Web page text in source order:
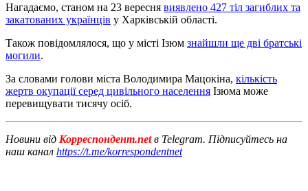
Нагадаємо, станом на 23 вересня виявлено 427 тіл загиблих та
закатованих українців у Харківській області.
Також повідомлялося, що у місті Ізюм знайшли ще дві братські
могили.
За словами голови міста Володимира Мацокіна, кількість
жертв окупації серед цивільного населення Ізюма може
перевищувати тисячу осіб.
Новини від Корреспондент.netв Telegram. Підписуйтесь на
наш канал https://t.me/korrespondentnet